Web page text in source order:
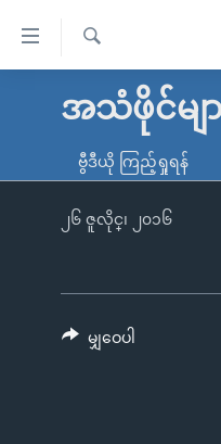
လွယ်ကူ
သည့်
မူလစာမျက်နှာ
ကမ္ဘာ့သတင်းများ
နိုင်ငံတကာ
တရုတ်
အစ္စရေး-ပါလက်စတိုင်း
ရပ်ဝန်းတခု လမ်းတခု အလွ
အင်္ဂလိပ်စာလေ့လာမယ်
ရ
အသံဖိုင်မျာ
ဗွီဒီယို ကြည့်ရှုရန်
၂၆ ဇူလိုင္၊ ၂၀၁၆
မျှဝေပါ